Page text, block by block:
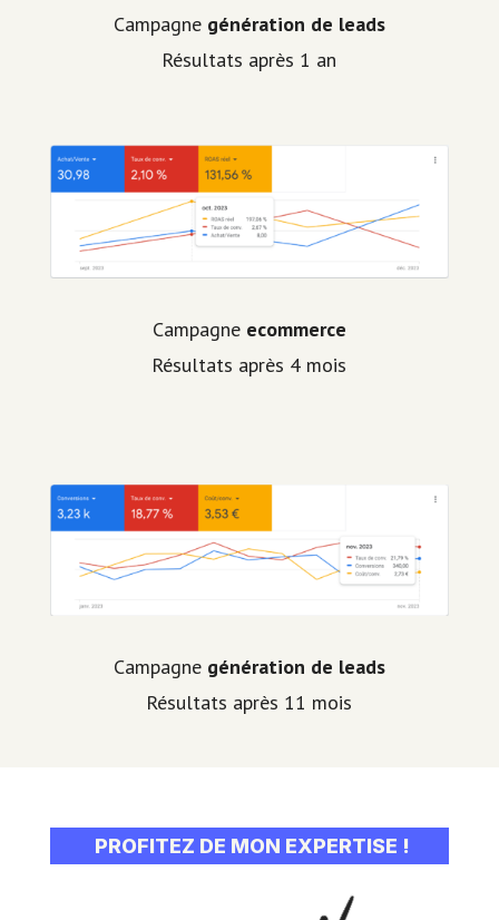
Campagne génération de leads
Résultats après 1 an
Campagne ecommerce
Résultats après 4 mois
Campagne génération de leads
Résultats après 11 mois
PROFITEZ DE MON EXPERTISE !